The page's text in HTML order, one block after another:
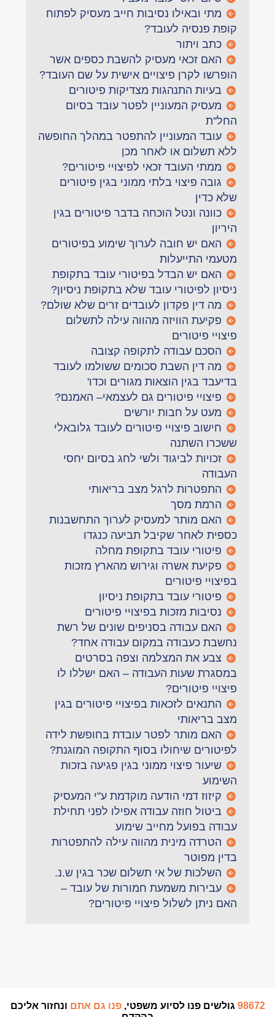
מתי ובאילו נסיבות חייב מעסיק לפתוח
קופת פנסיה לעובד?
כתב ויתור
האם זכאי מעסיק להשבת כספים אשר
הופרשו לקרן פיצויים אישית על שם העובד?
בעיות התנהגות מצדיקות פיטורים
מעסיק המעוניין לפטר עובד בסיום
החל''ת
עובד המעוניין להתפטר במהלך החופשה
ללא תשלום או לאחר מכן
ממתי העובד זכאי לפיצויי פיטורים?
גובה פיצוי בלתי ממוני בגין פיטורים
שלא כדין
כוונה ונטל הוכחה בדבר פיטורים בגין
היריון
האם יש חובה לערוך שימוע בפיטורים
מטעמי התייעלות
האם יש הבדל בפיטורי עובד בתקופת
ניסיון לפיטורי עובד שלא בתקופת ניסיון?
מה דין פקדון לעובדים זרים שלא שולם?
פקיעת הוויזה מהווה עילה לתשלום
פיצויי פיטורים
הסכם עבודה לתקופה קצובה
מה דין השבת סכומים ששולמו לעובד
בדיעבד בגין הוצאות מגורים וכדו'
פיצויי פיטורים גם לעצמאי– האמנם?
מעט על חבות יורשים
חישוב פיצויי פיטורים לעובד גלובאלי
ששכרו השתנה
זכויות לביגוד ולשי לחג בסיום יחסי
העבודה
התפטרות לרגל מצב בריאותי
הרמת מסך
האם מותר למעסיק לערוך התחשבנות
כספית לאחר שקיבל תביעה כנגדו
פיטורי עובד בתקופת מחלה
פקיעת אשרה וגירוש מהארץ מזכות
בפיצויי פיטורים
פיטורי עובד בתקופת ניסיון
נסיבות מזכות בפיצויי פיטורים
האם עבודה בסניפים שונים של רשת
נחשבת כעבודה במקום עבודה אחד?
צבע את המצלמה וצפה בסרטים
במסגרת שעות העבודה – האם ישללו לו
פיצויי פיטורים?
התנאים לזכאות בפיצויי פיטורים בגין
מצב בריאותי
האם מותר לפטר עובדת בחופשת לידה
לפיטורים שיחולו בסוף התקופה המוגנת?
שיעור פיצוי ממוני בגין פגיעה בזכות
השימוע
קיזוז דמי הודעה מוקדמת ע"י המעסיק
ביטול חוזה עבודה אפילו לפני תחילת
עבודה בפועל מחייב שימוע
הטרדה מינית מהווה עילה להתפטרות
בדין מפוטר
השלכות של אי תשלום שכר בגין ש.נ.
עבירות משמעת חמורות של עובד –
האם ניתן לשלול פיצויי פיטורים?
98672 גולשים פנו לסיוע משפטי,פנו גם אתם ונחזור אליכם